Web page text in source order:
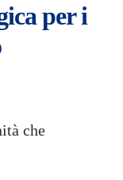
per i
che